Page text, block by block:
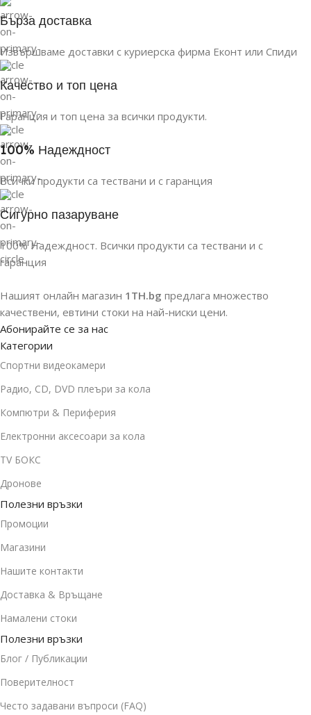
Бърза доставка
Извършваме доставки с куриерска фирма Еконт или Спиди
Качество и топ цена
Гаранция и топ цена за всички продукти.
100% Надеждност
Всички продукти са тествани и с гаранция
Сигурно пазаруване
100% Надеждност. Всички продукти са тествани и с
гаранция
Нашият онлайн магазин 1TH.bg предлага множество
качествени, евтини стоки на най-ниски цени.
Абонирайте се за нас
Категории
Спортни видеокамери
Радио, CD, DVD плеъри за кола
Компютри & Периферия
Електронни аксесоари за кола
TV БОКС
Дронове
Полезни връзки
Промоции
Магазини
Нашите контакти
Доставка & Връщане
Намалени стоки
Полезни връзки
Блог / Публикации
Поверителност
Често задавани въпроси (FAQ)